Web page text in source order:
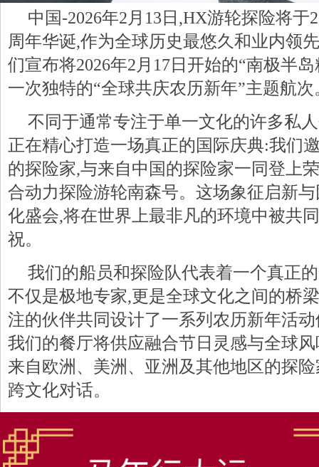
中国-2026年2月13日,HX游轮探险将于
周年华诞,作为全球历史最悠久和业内领
们宣布将2026年2月17日开始的“南极半
一次独特的“全球共庆农历新年”主题航次
不同于通常专注于单一文化的许多私
正在精心打造一场真正的国际庆典:我们
的探险家,与来自中国的探险家一同登上
合动力探险游轮南森号。这场象征启新
化盛会,将在世界上最非凡的环境中被共
祝。
我们的船员和探险队代表着一个真正
不仅是极地专家,更是全球文化之间的桥
注的伙伴共同设计了一系列农历新年活
我们的餐厅将供应融合节日灵感与全球
来自欧洲、美洲、亚洲及其他地区的探
跨文化对话。